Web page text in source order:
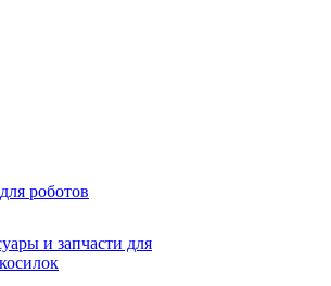
роботов
и запчасти для